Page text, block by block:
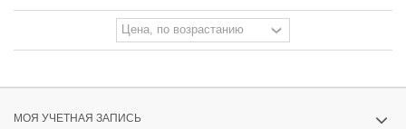
МОЯ УЧЕТНАЯ ЗАПИСЬ